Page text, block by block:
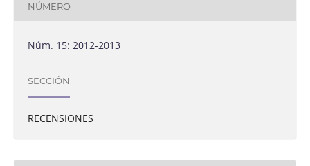
NÚMERO
Núm. 15: 2012-2013
SECCIÓN
RECENSIONES